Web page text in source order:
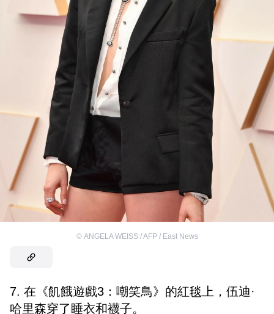
© ANGELA WEISS / AFP / East News
7. 在《飢餓遊戲3：嘲笑鳥》的紅毯上，伍迪·
哈里森穿了睡衣和襪子。